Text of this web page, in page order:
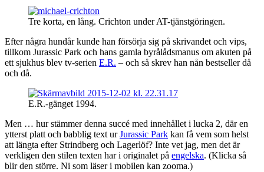
Tre korta, en lång. Crichton under AT-tjänstgöringen.
Efter några hundår kunde han försörja sig på skrivandet och vips,
tillkom Jurassic Park och hans gamla byrålådsmanus om akuten på
ett sjukhus blev tv-serien E.R. – och så skrev han nån bestseller då
och då.
E.R.-gänget 1994.
Men … hur stämmer denna succé med innehållet i lucka 2, där en
ytterst platt och babblig text urJurassic Park kan få vem som helst
att längta efter Strindberg och Lagerlöf? Inte vet jag, men det är
verkligen den stilen texten har i originalet på engelska. (Klicka så
blir den större. Ni som läser i mobilen kan zooma.)